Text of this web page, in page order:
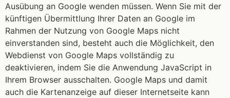
Ausübung an Google wenden müssen. Wenn Sie mit der
künftigen Übermittlung Ihrer Daten an Google im
Rahmen der Nutzung von Google Maps nicht
einverstanden sind, besteht auch die Möglichkeit, den
Webdienst von Google Maps vollständig zu
deaktivieren, indem Sie die Anwendung JavaScript in
Ihrem Browser ausschalten. Google Maps und damit
auch die Kartenanzeige auf dieser Internetseite kann